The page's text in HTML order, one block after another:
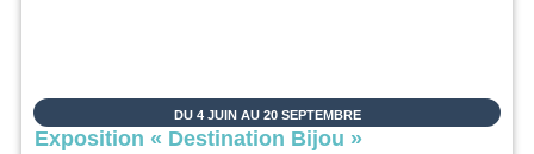
DU 4 JUIN AU 20 SEPTEMBRE
Exposition « Destination Bijou »